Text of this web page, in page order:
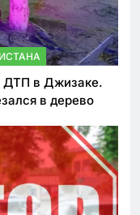
ДТП в Джизаке.
в дерево